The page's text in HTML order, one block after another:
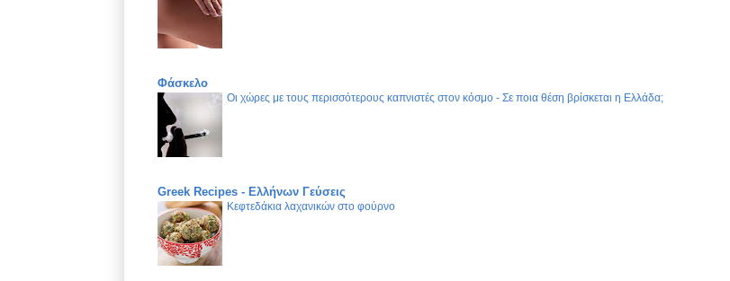
Φάσκελο
Οι χώρες με τους περισσότερους καπνιστές στον κόσμο - Σε ποια θέση βρίσκεται η Ελλάδα;
Greek Recipes - Ελλήνων Γεύσεις
Κεφτεδάκια λαχανικών στο φούρνο